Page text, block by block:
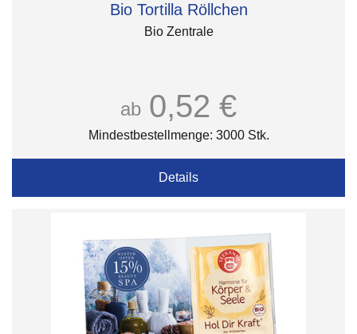
Bio Tortilla Röllchen
Bio Zentrale
ab 0,52 €
Mindestbestellmenge: 3000 Stk.
Details